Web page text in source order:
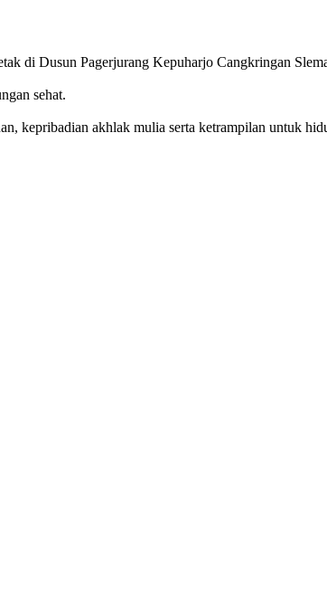
di Dusun Pagerjurang Kepuharjo Cangkringan
sehat.
kepribadian akhlak mulia serta ketrampilan untuk